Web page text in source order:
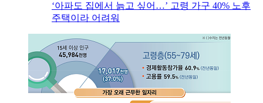
‘아파도 집에서 늙고 싶어…’ 고령 가구 40% 노후
주택이라 어려워